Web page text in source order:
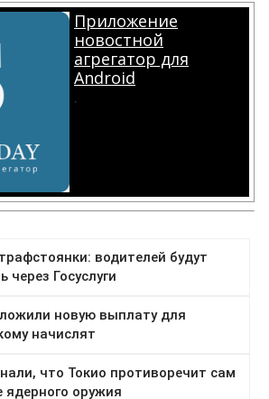
Приложение
новостной
агрегатор для
Android
.